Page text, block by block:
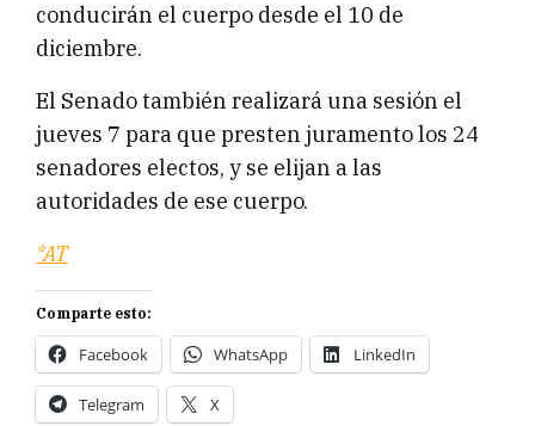
conducirán el cuerpo desde el 10 de
diciembre.
El Senado también realizará una sesión el
jueves 7 para que presten juramento los 24
senadores electos, y se elijan a las
autoridades de ese cuerpo.
*AT
Comparte esto:
Facebook WhatsApp LinkedIn
Telegram X